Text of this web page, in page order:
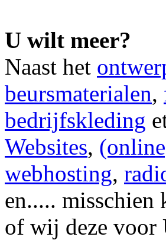
U wilt meer?
Naast het
beursmaterialen,
bedrijfskleding
Websites,
webhosting,
en.....
of wij deze voor